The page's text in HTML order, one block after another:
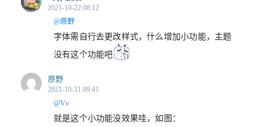
2021-10-22 08:12
@原野
字体需自行去更改样式，什么增加小功能，主题
没有这个功能吧
原野
2021-10-31 09:41
@Vv
就是这个小功能没效果哇，如图：